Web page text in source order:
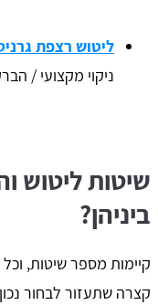
ליטוש רצפת
ניקוי מקצועי /
שיטות ליטוש
ביניהן?
קיימות מספר שיטות,
קצרה שתעזור לבחור